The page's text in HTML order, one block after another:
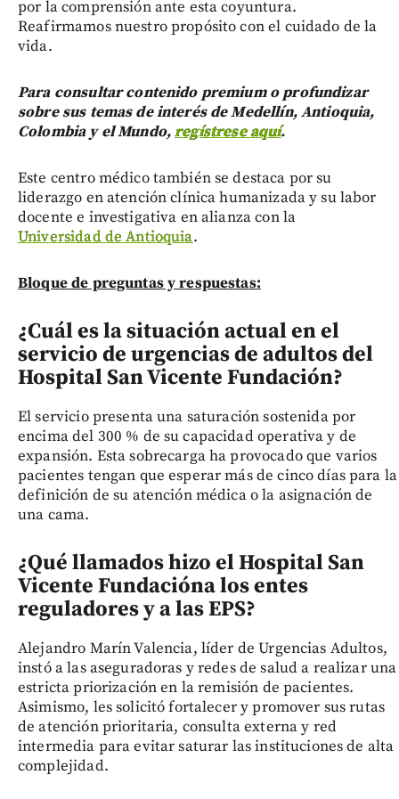
por la comprensión ante esta coyuntura.
Reafirmamos nuestro propósito con el cuidado de la
vida.
Para consultar contenido premium o profundizar
sobre sus temas de interés de Medellín, Antioquia,
Colombia y el Mundo,regístrese aquí.
Este centro médico también se destaca por su
liderazgo en atención clínica humanizada y su labor
docente e investigativa en alianza con la
Universidad de Antioquia.
Bloque de preguntas y respuestas:
¿Cuál es la situación actual en el
servicio de urgencias de adultos del
Hospital San Vicente Fundación?
El servicio presenta una saturación sostenida por
encima del 300 % de su capacidad operativa y de
expansión. Esta sobrecarga ha provocado que varios
pacientes tengan que esperar más de cinco días para la
definición de su atención médica o la asignación de
una cama.
¿Qué llamados hizo el Hospital San
Vicente Fundacióna los entes
reguladores y a las EPS?
Alejandro Marín Valencia, líder de Urgencias Adultos,
instó a las aseguradoras y redes de salud a realizar una
estricta priorización en la remisión de pacientes.
Asimismo, les solicitó fortalecer y promover sus rutas
de atención prioritaria, consulta externa y red
intermedia para evitar saturar las instituciones de alta
complejidad.